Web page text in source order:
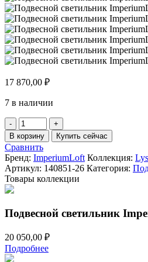
17 870,00 ₽
7 в наличии
Количество
товара
Подвесной
светильник
ImperiumLoft
Lyse
140851-
В корзину Купить сейчас
Сравнить
Бренд: ImperiumLoft Коллекция:
Артикул: 140851-26 Категория:
Товары коллекции
Подвесной светильник
20 050,00 ₽
Подробнее